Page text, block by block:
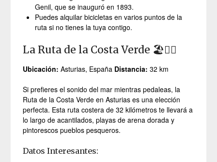
Genil, que se inauguró en 1893.
Puedes alquilar bicicletas en varios puntos de la
ruta si no tienes la tuya contigo.
La Ruta de la Costa Verde 🏖️🚴‍♂️
Ubicación: Asturias, España Distancia: 32 km
Si prefieres el sonido del mar mientras pedaleas, la
Ruta de la Costa Verde en Asturias es una elección
perfecta. Esta ruta costera de 32 kilómetros te llevará a
lo largo de acantilados, playas de arena dorada y
pintorescos pueblos pesqueros.
Datos Interesantes: